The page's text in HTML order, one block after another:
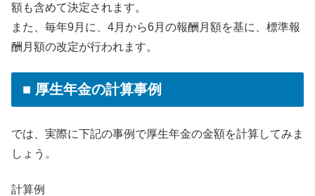
額も含めて決定されます。
また、毎年9月に、4月から6月の報酬月額を基に、標準報
酬月額の改定が行われます。
■ 厚生年金の計算事例
では、実際に下記の事例で厚生年金の金額を計算してみま
しょう。
計算例